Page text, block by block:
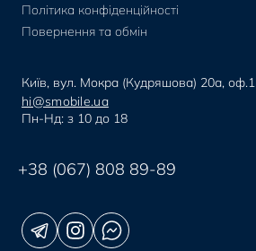
Політика конфіденційності
Повернення та обмін
Київ, вул. Мокра (Кудряшова) 20а, оф.1
hi@smobile.ua
Пн-Нд: з 10 до 18
+38 (067) 808 89-89